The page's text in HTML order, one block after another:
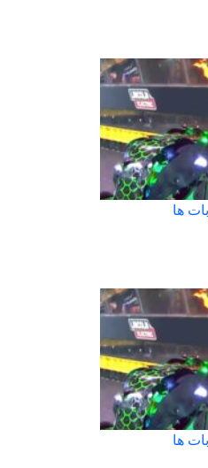
ها
ها